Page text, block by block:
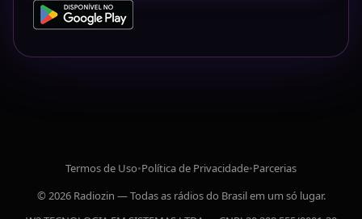
Termos de Uso•Política de Privacidade•Parcerias
© 2026 Radiozin — Todas as rádios do Brasil em um só lugar.